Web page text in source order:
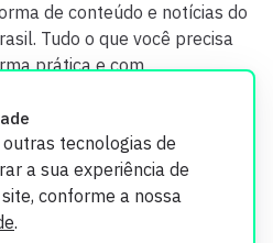
tecnologias de
a sua experiência de
conforme a nossa
.
de conteúdo e notícias do
Tudo o que você precisa
prática e com